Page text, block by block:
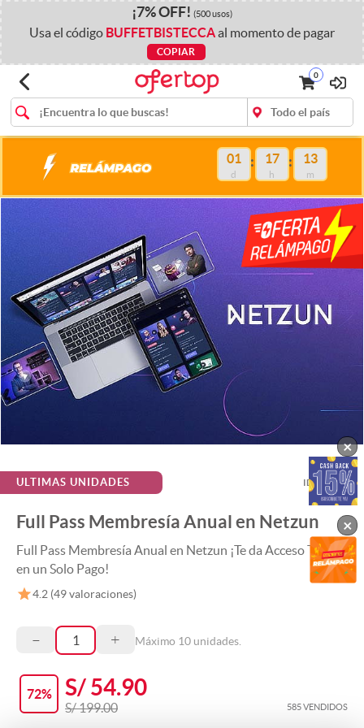
¡7%OFF! (500 usos)
Usa el código BUFFETBISTECCAal momento de pagar
COPIAR
0
01
d
17
h
13
m
ULTIMAS UNIDADES ID: 119393
Full Pass Membresía Anual en Netzun
Full Pass Membresía Anual en Netzun ¡Te da Acceso Total
en un Solo Pago!
4.2 (49 valoraciones)
– + Máximo 10 unidades.
72% S/ 54.90
S/ 199.00 585 VENDIDOS
×
×